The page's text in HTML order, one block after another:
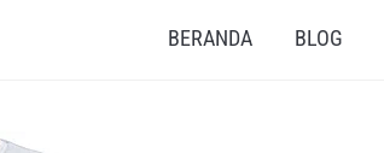
BERANDA BLOG